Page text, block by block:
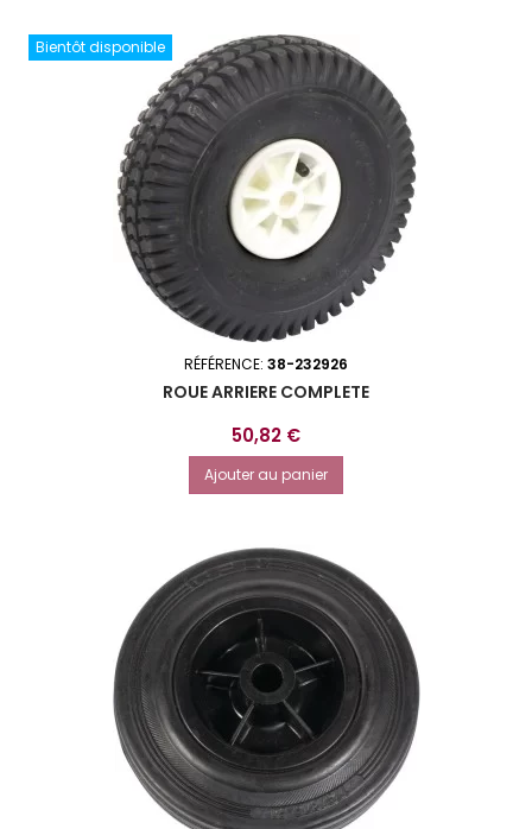
Bientôt disponible
RÉFÉRENCE: 38-232926
ROUE ARRIERE COMPLETE
Prix
50,82 €
Ajouter au panier